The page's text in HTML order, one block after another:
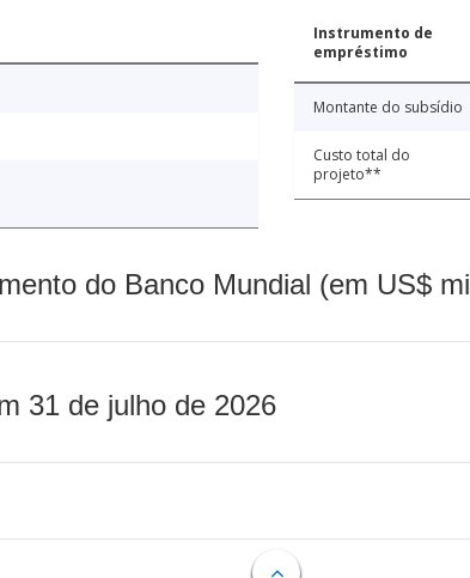
Instrumento de
empréstimo
Montante do subsídio
Custo total do
projeto**
do Banco Mundial (em US$
31 de julho de 2026